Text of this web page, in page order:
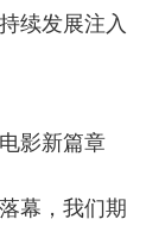
续发展注入
影新篇章
幕，我们期